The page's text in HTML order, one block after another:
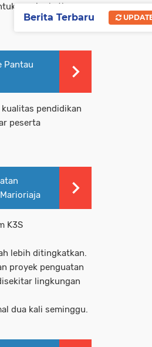
meningkatkan
Pantau
pendidikan
peserta
K3S
lebih ditingkatkan.
penguatan
lingkungan
dua kali seminggu.
Berita Terbaru